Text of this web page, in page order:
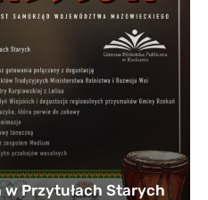
w Przytułach Starych